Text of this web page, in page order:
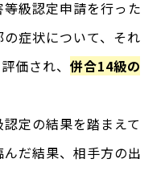
級認定申請を行った
症状について、それ
価され、 併合14級の
定の結果を踏まえて
だ結果、相手方の出